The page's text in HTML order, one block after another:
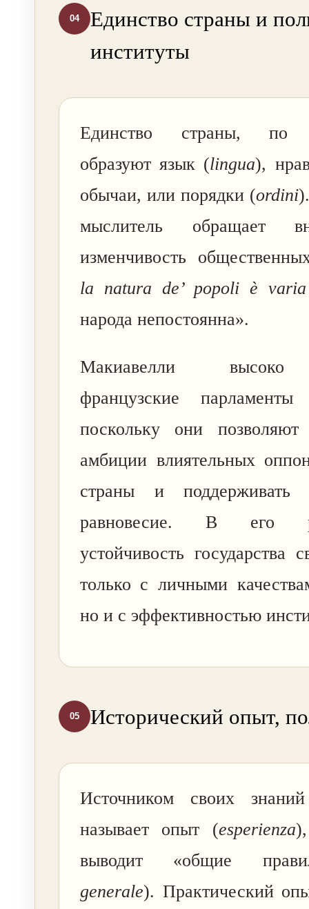
04
Единство страны и
институты
Единство страны, по
образуют язык (lingua),
обычаи, или порядки (ordini
мыслитель обращает
изменчивость
la natura de’ popoli è varia
народа непостоянна».
Макиавелли высоко
французские
поскольку они позволяют
амбиции влиятельных
страны и поддерживать
равновесие. В его
устойчивость государства
только с личными
но и с эффективностью
05 Исторический опыт,
Источником своих
называет опыт (esperienza
выводит «общие
generale). Практический